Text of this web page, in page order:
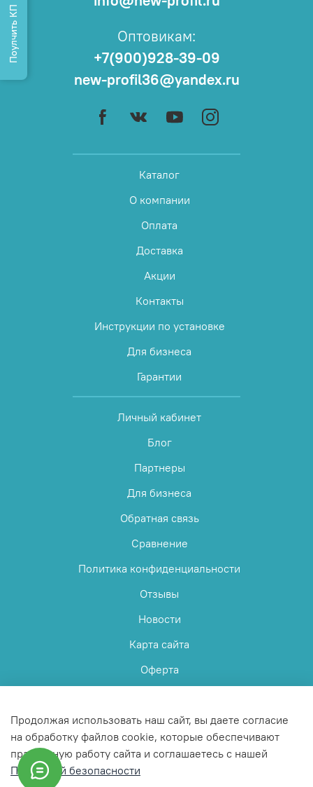
Каталог
О компании
Оплата
Доставка
Акции
Контакты
Инструкции по установке
Для бизнеса
Гарантии
Личный кабинет
Блог
Партнеры
Для бизнеса
Обратная связь
Сравнение
Политика конфиденциальности
Отзывы
Новости
Карта сайта
Оферта
Оптовикам:
+7(900)928-39-09
new-profil36@yandex.ru
© 2025 Любое использование контента без письменного
Продолжая использовать наш сайт, вы даете согласие
на обработку файлов cookie, которые обеспечивают
правильную работу сайта и соглашаетесь с нашей
Политикой безопасности
Поулчить КП